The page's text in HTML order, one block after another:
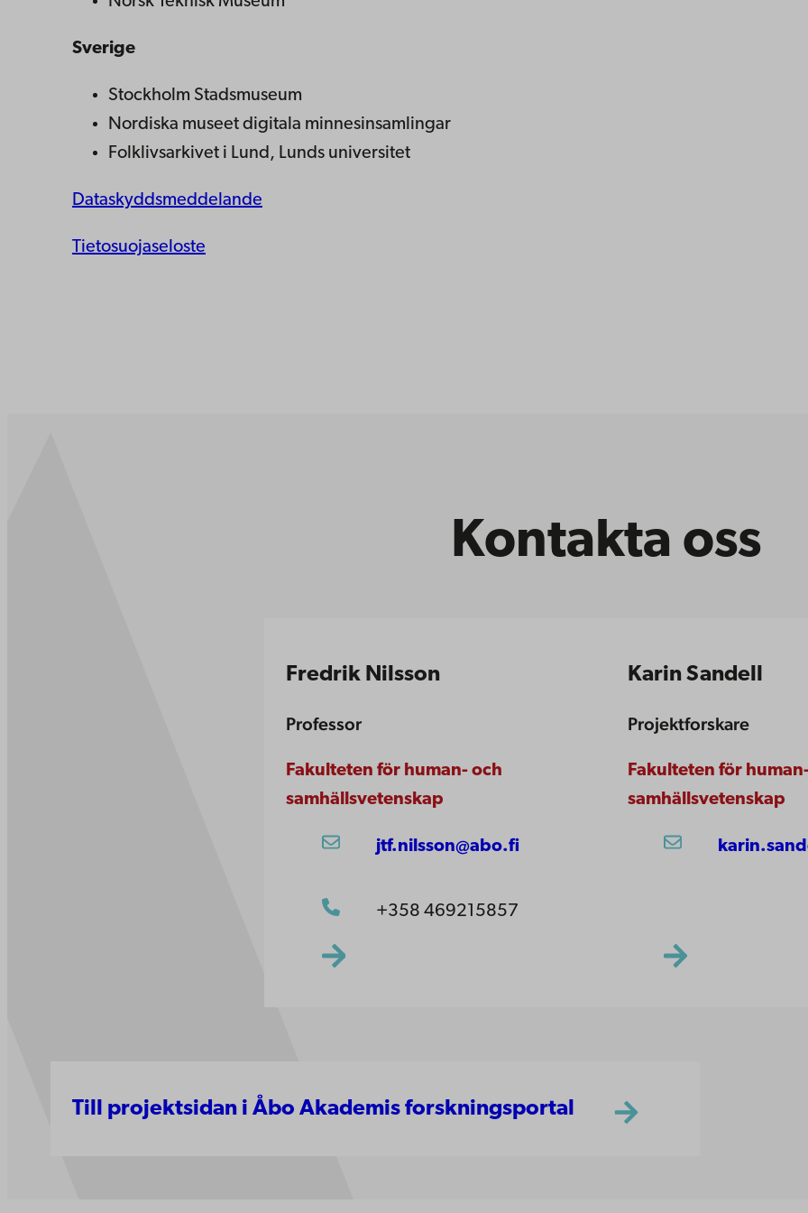
Sverige
Stockholm Stadsmuseum
Nordiska museet digitala minnesinsamlingar
Folklivsarkivet i Lund, Lunds universitet
Dataskyddsmeddelande
Tietosuojaseloste
Kontakta oss
Fredrik Nilsson
Professor
Fakulteten för human- och
samhällsvetenskap
jtf.nilsson@abo.fi
+358 469215857
Karin Sandell
Projektforskare
Fakulteten för
samhällsvetenskap
Till projektsidan i Åbo Akademis forskningsportal